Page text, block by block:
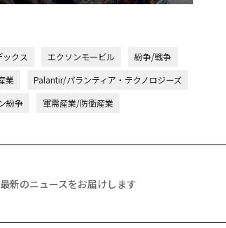
ックス エクソンモービル
紛争/戦争
業
Palantir/パランティア・テクノロジーズ
紛争 軍需産業/防衛産業
新のニュースをお届けします